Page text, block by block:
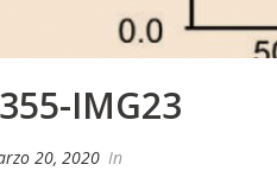
IMG23
20, 2020 In